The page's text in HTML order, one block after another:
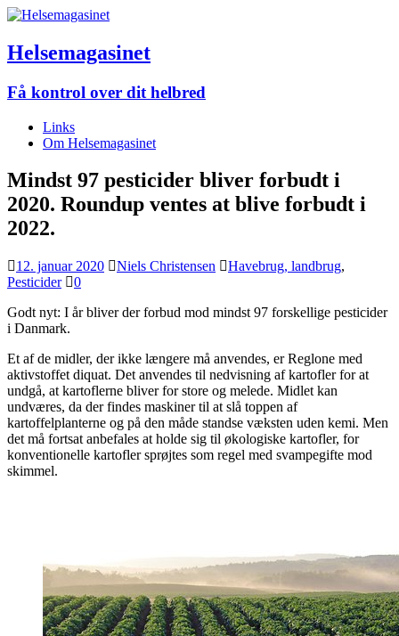
Helsemagasinet
Få kontrol over dit helbred
Links
Om Helsemagasinet
Mindst 97 pesticider bliver forbudt i
2020. Roundup ventes at blive forbudt i
2022.
12. januar 2020 Niels Christensen Havebrug, landbrug,
Pesticider
0
Godt nyt: I år bliver der forbud mod mindst 97 forskellige pesticider
i Danmark.
Et af de midler, der ikke længere må anvendes, er Reglone med
aktivstoffet diquat. Det anvendes til nedvisning af kartofler for at
undgå, at kartoflerne bliver for store og melede. Midlet kan
undværes, da der findes maskiner til at slå toppen af
kartoffelplanterne og på den måde standse væksten uden kemi. Men
det må fortsat anbefales at holde sig til økologiske kartofler, for
konventionelle kartofler sprøjtes som regel med svampegifte mod
skimmel.